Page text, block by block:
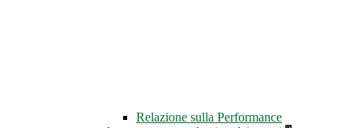
Relazione sulla Performance